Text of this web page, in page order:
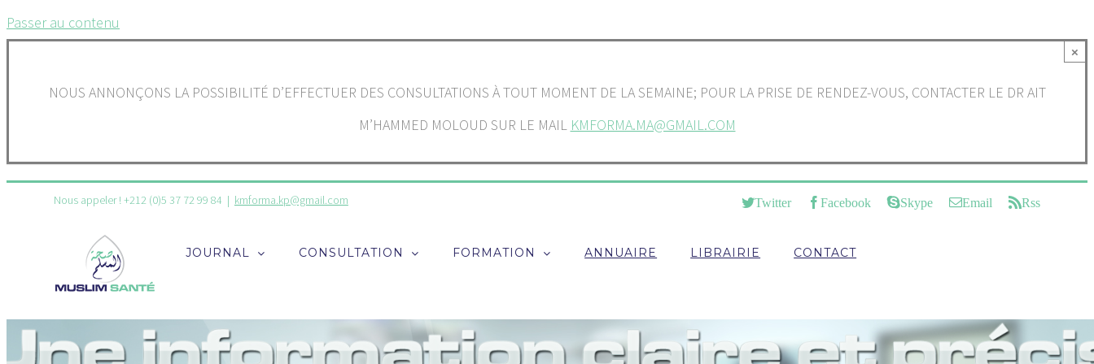
Passer au contenu
×
NOUS ANNONÇONS LA POSSIBILITÉ D’EFFECTUER DES CONSULTATIONS À TOUT MOMENT DE LA SEMAINE; POUR LA PRISE DE RENDEZ-VOUS, CONTACTER LE DR AIT
M’HAMMED MOLOUD SUR LE MAIL KMFORMA.MA@GMAIL.COM
Nous appeler ! +212 (0)5 37 72 99 84 | kmforma.kp@gmail.com Twitter Facebook Skype Email Rss
JOURNAL CONSULTATION FORMATION ANNUAIRE LIBRAIRIE CONTACT